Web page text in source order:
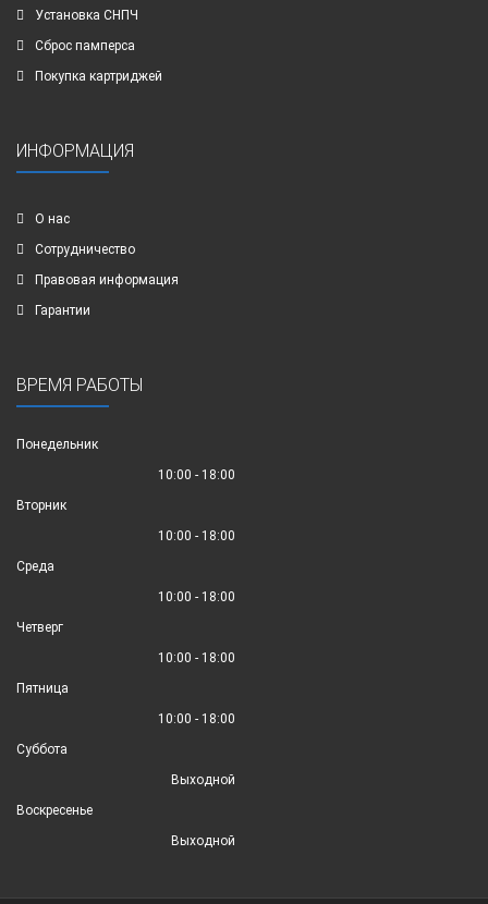
Установка СНПЧ
Сброс памперса
Покупка картриджей
ИНФОРМАЦИЯ
О нас
Сотрудничество
Правовая информация
Гарантии
ВРЕМЯ РАБОТЫ
Понедельник
10:00 - 18:00
Вторник
10:00 - 18:00
Среда
10:00 - 18:00
Четверг
10:00 - 18:00
Пятница
10:00 - 18:00
Суббота
Выходной
Воскресенье
Выходной